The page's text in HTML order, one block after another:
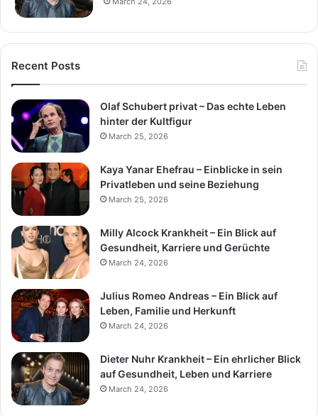
Recent Posts
Olaf Schubert privat – Das echte Leben
hinter der Kultfigur
March 25, 2026
Kaya Yanar Ehefrau – Einblicke in sein
Privatleben und seine Beziehung
March 25, 2026
Milly Alcock Krankheit – Ein Blick auf
Gesundheit, Karriere und Gerüchte
March 24, 2026
Julius Romeo Andreas – Ein Blick auf
Leben, Familie und Herkunft
March 24, 2026
Dieter Nuhr Krankheit – Ein ehrlicher Blick
auf Gesundheit, Leben und Karriere
March 24, 2026